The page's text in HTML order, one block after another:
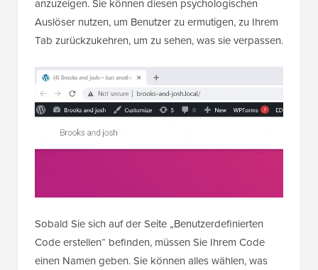
anzuzeigen. Sie können diesen psychologischen
Auslöser nutzen, um Benutzer zu ermutigen, zu Ihrem
Tab zurückzukehren, um zu sehen, was sie verpassen.
Sobald Sie sich auf der Seite „Benutzerdefinierten
Code erstellen“ befinden, müssen Sie Ihrem Code
einen Namen geben. Sie können alles wählen, was